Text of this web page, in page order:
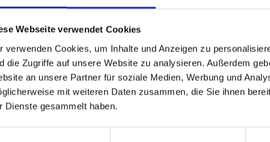
Webseite verwendet Cookies
verwenden Cookies, um Inhalte und Anzeigen zu
die Zugriffe auf unsere Website zu analysieren. Außerdem
an unsere Partner für soziale Medien, Werbung und
mit weiteren Daten zusammen, die Sie ihnen
Dienste gesammelt haben.
5,25 € / kg
IN DEN
4,35 € / kg